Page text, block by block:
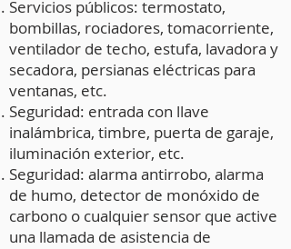
Servicios públicos: termostato,
bombillas, rociadores, tomacorriente,
ventilador de techo, estufa, lavadora y
secadora, persianas eléctricas para
ventanas, etc.
Seguridad: entrada con llave
inalámbrica, timbre, puerta de garaje,
iluminación exterior, etc.
Seguridad: alarma antirrobo, alarma
de humo, detector de monóxido de
carbono o cualquier sensor que active
una llamada de asistencia de